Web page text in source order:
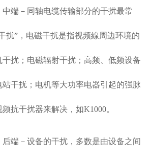
端－同轴电缆传输部分的干扰最常
扰”，电磁干扰是指视频線周边环境的
扰；电磁辐射干扰；高频、低频设备
干扰；电机等大功率电器引起的强脉
抗干扰器来解决，如K1000。
端－设备的干扰，多数是由设备之间